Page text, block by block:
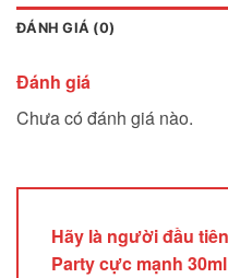
ĐÁNH GIÁ (0)
Đánh giá
Chưa có đánh giá nào.
Hãy là người đầu
Party cực mạnh